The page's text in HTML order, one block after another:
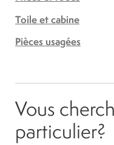
Toile et cabine
Pièces usagées
Vous
particulier?